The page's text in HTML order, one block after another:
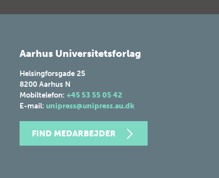
Aarhus Universitetsforlag
Helsingforsgade 25
8200 Aarhus N
Mobiltelefon: +45 53 55 05 42
E-mail: unipress@unipress.au.dk
FIND MEDARBEJDER